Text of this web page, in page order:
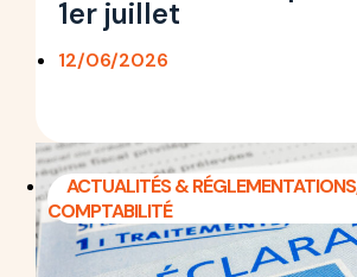
1er juillet
12/06/2026
ACTUALITÉS & RÉGLEMENTATIONS
COMPTABILITÉ